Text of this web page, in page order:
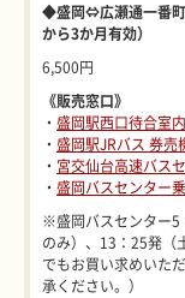
◆盛岡⇔広瀬通一番
から3か月有効）
6,500円
《販売窓口》
・ 盛岡駅西口待合室
・ 盛岡駅JRバス 券売
・ 宮交仙台高速バス
・ 盛岡バスセンター
※盛岡バスセンター5
のみ）、13：25発（
でもお買い求めいた
承ください。）